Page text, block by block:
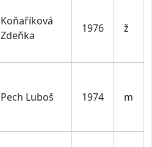
Koňaříková
Zdeňka
1976 ž
Pech Luboš 1974 m